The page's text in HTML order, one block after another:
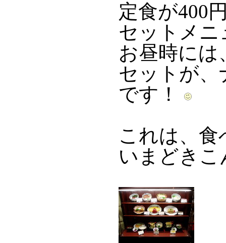
定食が400
セットメニ
お昼時には
セットが、
です！
これは、
いまどきこ